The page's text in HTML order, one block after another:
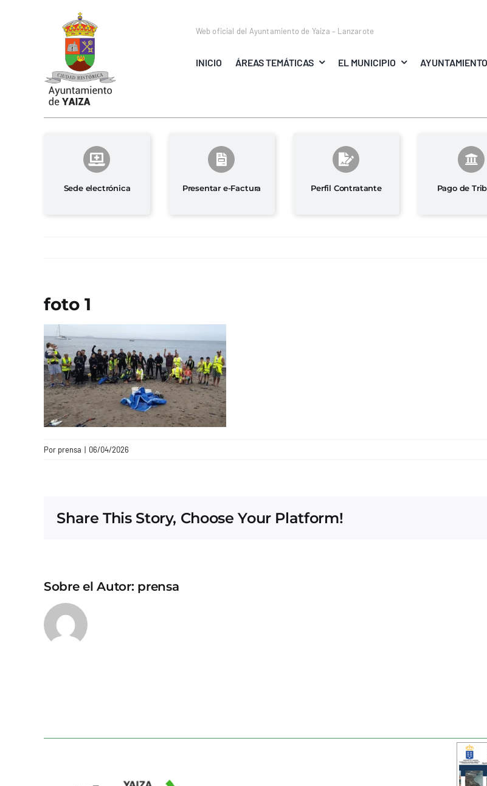
Web oficial del Ayuntamiento de Yaiza – Lanzarote
INICIO ÁREAS TEMÁTICAS EL MUNICIPIO AYUNTAMIENTO
Sede electrónica Presentar e-Factura Perfil Contratante Pago de
foto 1
Por prensa | 06/04/2026
Share This Story, Choose Your Platform!
Sobre el Autor: prensa